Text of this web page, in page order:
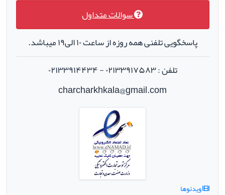
سوالات متداول
پاسخگویی تلفنی همه روزه از ساعت ۱۰ الی۱۹ میباشد.
تلفن : ۰۲۱۳۳۹۱۷۵۸۳ - ۰۲۱۳۳۹۱۴۴۳۴
charcharkhkala@gmail.com
ویدئوها